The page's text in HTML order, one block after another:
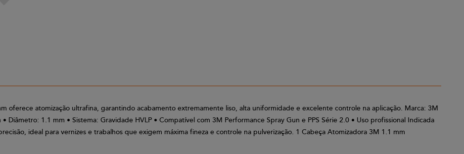
oferece atomização ultrafina, garantindo acabamento extremamente liso, alta uniformidade e excelente controle na aplicação. Marca: 3M
Diâmetro: 1.1 mm • Sistema: Gravidade HVLP • Compatível com 3M Performance Spray Gun e PPS Série 2.0 • Uso profissional Indicada
ideal para vernizes e trabalhos que exigem máxima fineza e controle na pulverização. 1 Cabeça Atomizadora 3M 1.1 mm